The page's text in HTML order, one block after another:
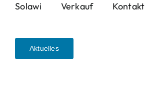
Solawi Verkauf Kontakt
Aktuelles